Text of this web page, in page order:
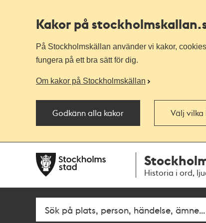
Kakor på stockholmskallan
På Stockholmskällan använder vi kakor,
fungera på ett bra sätt för dig.
Om kakor på Stockholmskällan
Godkänn alla kakor Välj vilka
navigationen
huvudinnehållet
Historia i ord,
Fritextsök